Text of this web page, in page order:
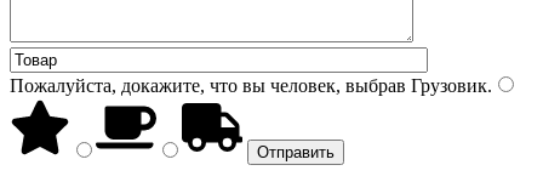
Пожалуйста, докажите, что вы человек, выбрав Грузовик.